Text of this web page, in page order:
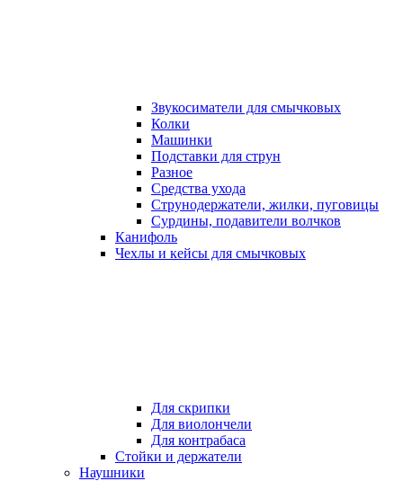
Звукосиматели для смычковых
Колки
Машинки
Подставки для струн
Разное
Средства ухода
Струнодержатели, жилки, пуговицы
Сурдины, подавители волчков
Канифоль
Чехлы и кейсы для смычковых
Для скрипки
Для виолончели
Для контрабаса
Стойки и держатели
Наушники